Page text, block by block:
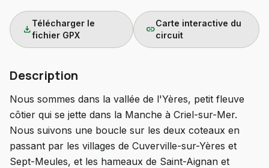
download
Télécharger le
fichier GPX
link
Carte interactive du
circuit
Description
Nous sommes dans la vallée de l'Yères, petit fleuve
côtier qui se jette dans la Manche à Criel-sur-Mer.
Nous suivons une boucle sur les deux coteaux en
passant par les villages de Cuverville-sur-Yères et
Sept-Meules, et les hameaux de Saint-Aignan et